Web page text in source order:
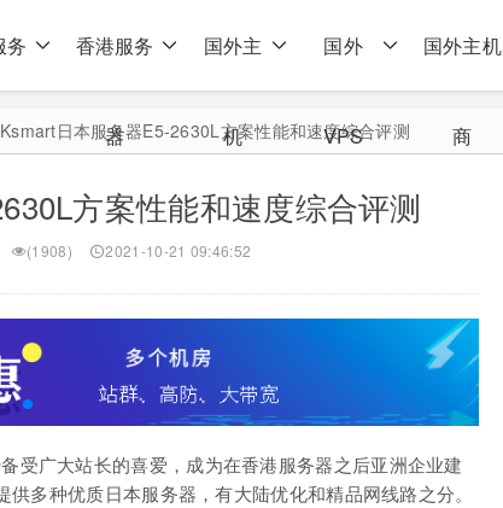
务 香港服务
器
国外主
机
国外
VPS
国外主机
商
日本服务器E5-2630L方案性能和速度综合评测
方案性能和速度综合评测
(1908) 2021-10-21 09:46:52
受广大站长的喜爱，成为在香港服务器之后亚洲企业建
供多种优质日本服务器，有大陆优化和精品网线路之分。